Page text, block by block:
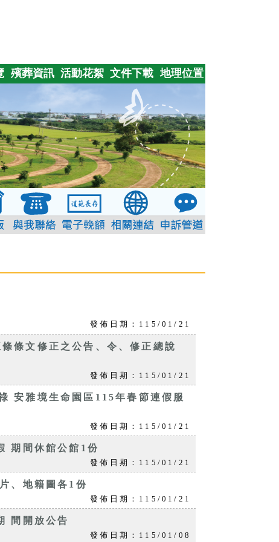
殯葬資訊 活動花絮 文件下載 地理位置
發佈日期：115/01/21
條文修正之公告、令、修正總說
發佈日期：115/01/21
安雅境生命園區115年春節連假服
發佈日期：115/01/21
期間休館公館1份
發佈日期：115/01/21
、地籍圖各1份
發佈日期：115/01/21
間開放公告
發佈日期：115/01/08